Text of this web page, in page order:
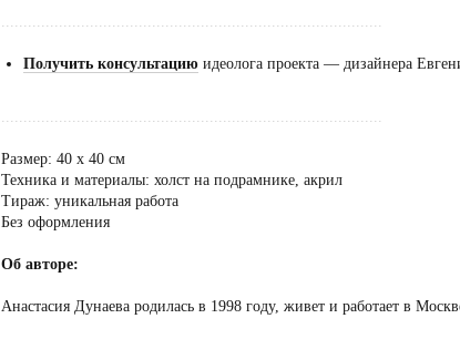
......................................................................................
Получить консультацию идеолога проекта — дизайнера
......................................................................................
Размер: 40 х 40 см
Техника и материалы: холст на подрамнике, акрил
Тираж: уникальная работа
Без оформления
Об авторе:
Анастасия Дунаева родилась в 1998 году, живет и работает в